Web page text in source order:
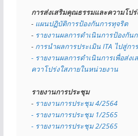
การส่งเสริมคุณธรรมและความโปร่
- แผนปฏิบัติการป้องกันการทุจริต
- รายงานผลการดำเนินการป้องกัน
- การนำผลการประเมิน ITA ไปสู่ก
- รายงานผลการดำเนินการเพื่อส่ง
ควาโปร่งใสภายในหน่วยงาน
รายงานการประชุม
- รายงานการประชุม 4/2564
- รายงานการประชุม 1/2565
- รายงานการประชุม 2/2565